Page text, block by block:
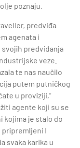
poznaju.
predviđa
agenata i
predviđanja
veze.
te nas naučilo
putem putničkog
u proviziji,”
agente koji su se
kojima je stalo do
pripremljeni I
svaka karika u